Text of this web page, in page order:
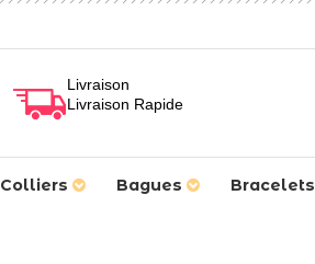
Livraison
Livraison Rapide
Colliers Bagues Bracelets